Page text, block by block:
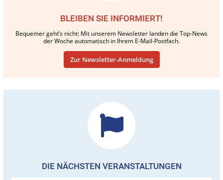
BLEIBEN SIE INFORMIERT!
Bequemer geht’s nicht: Mit unserem Newsletter landen die Top-News
der Woche automatisch in Ihrem E-Mail-Postfach.
Zur Newsletter-Anmeldung
DIE NÄCHSTEN VERANSTALTUNGEN